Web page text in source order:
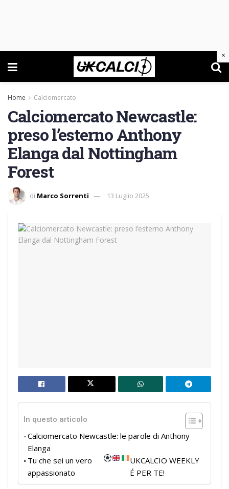
Home Calciomercato
Calciomercato Newcastle:
preso l’esterno Anthony
Elanga dal Nottingham
Forest
di Marco Sorrenti 13 Luglio 2025
In questo articolo
Calciomercato Newcastle: le parole di Anthony
Elanga
Tu che sei un vero
appassionato
UKCALCIO WEEKLY
É PER TE!
×